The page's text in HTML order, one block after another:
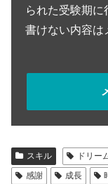
られた受験期
書けない内容は
スキル ドリー
感謝
成長